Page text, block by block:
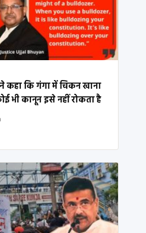
कहा कि गंगा में चिकन खाना
भी कानून इसे नहीं रोकता है